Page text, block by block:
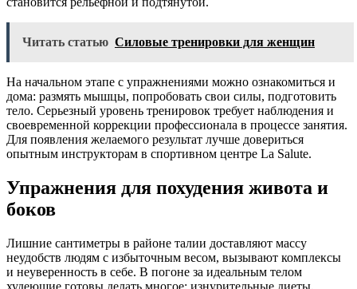
Читать статью Силовые тренировки для женщин
На начальном этапе с упражнениями можно ознакомиться и
дома: размять мышцы, попробовать свои силы, подготовить
тело. Серьезный уровень тренировок требует наблюдения и
своевременной коррекции профессионала в процессе занятия.
Для появления желаемого результат лучше довериться
опытным инструкторам в спортивном центре La Salute.
Упражнения для похудения живота и
боков
Лишние сантиметры в районе талии доставляют массу
неудобств людям с избыточным весом, вызывают комплексы
и неуверенность в себе. В погоне за идеальным телом
худеющие готовы делать многое: изнурительные диеты,